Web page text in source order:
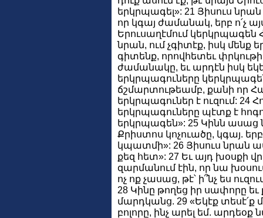
երկրպագել»: 21 Յիսուս
որ կգայ ժամանակ, երբ ո՛չ այս
Երուսաղէմում կերկրպագեն
նրան, ում չգիտէք, իսկ մենք
գիտենք, որովհետեւ
ժամանակը, եւ արդէն իսկ
երկրպագուները
ճշմարտութեամբ, քանի որ
երկրպագուներ է ուզում: 24
երկրպագուները պէտք է
երկրպագեն»: 25 Կինն ասաց
Քրիստոս կոչուածը, կգայ.
կպատմի»: 26 Յիսուս նրան
քեզ հետ»: 27 Եւ այդ խօսքի
զարմանում էին, որ նա
ոչ ոք չասաց, թէ՝ ի՞նչ ես
28 Կինը թողեց իր սափորը
մարդկանց. 29 «Եկէք տեսէ՛ք
բոլորը, ինչ արել եմ. արդեօք